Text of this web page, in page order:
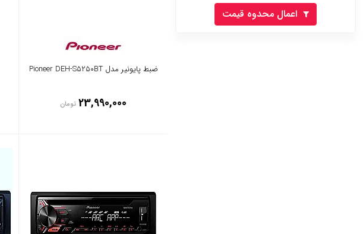
اعمال محدوه قیمت
ضبط پایونیر مدل Pioneer DEH-S5250BT
23,990,000 تومان